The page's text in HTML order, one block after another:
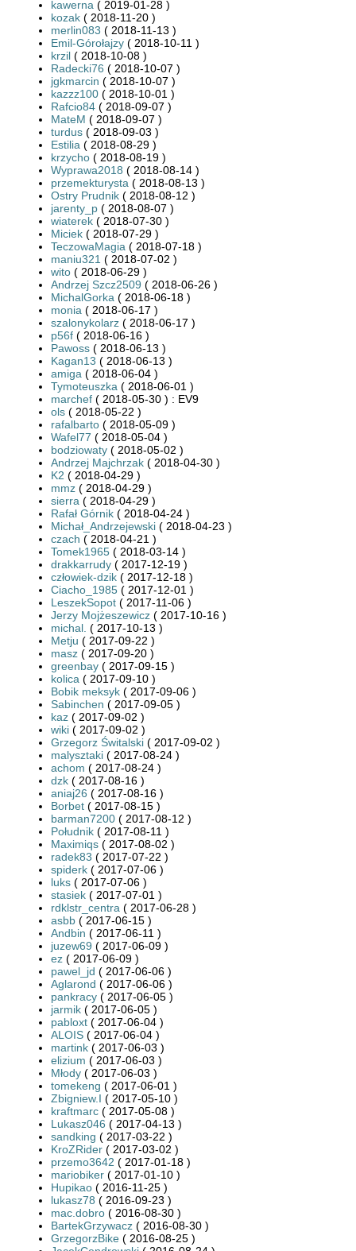
kawerna ( 2019-01-28 )
kozak ( 2018-11-20 )
merlin083 ( 2018-11-13 )
Emil-Górołajzy ( 2018-10-11 )
krzil ( 2018-10-08 )
Radecki76 ( 2018-10-07 )
jgkmarcin ( 2018-10-07 )
kazzz100 ( 2018-10-01 )
Rafcio84 ( 2018-09-07 )
MateM ( 2018-09-07 )
turdus ( 2018-09-03 )
Estilia ( 2018-08-29 )
krzycho ( 2018-08-19 )
Wyprawa2018 ( 2018-08-14 )
przemekturysta ( 2018-08-13 )
Ostry Prudnik ( 2018-08-12 )
jarenty_p ( 2018-08-07 )
wiaterek ( 2018-07-30 )
Miciek ( 2018-07-29 )
TeczowaMagia ( 2018-07-18 )
maniu321 ( 2018-07-02 )
wito ( 2018-06-29 )
Andrzej Szcz2509 ( 2018-06-26 )
MichalGorka ( 2018-06-18 )
monia ( 2018-06-17 )
szalonykolarz ( 2018-06-17 )
p56f ( 2018-06-16 )
Pawoss ( 2018-06-13 )
Kagan13 ( 2018-06-13 )
amiga ( 2018-06-04 )
Tymoteuszka ( 2018-06-01 )
marchef ( 2018-05-30 ) : EV9
ols ( 2018-05-22 )
rafalbarto ( 2018-05-09 )
Wafel77 ( 2018-05-04 )
bodziowaty ( 2018-05-02 )
Andrzej Majchrzak ( 2018-04-30 )
K2 ( 2018-04-29 )
mmz ( 2018-04-29 )
sierra ( 2018-04-29 )
Rafał Górnik ( 2018-04-24 )
Michał_Andrzejewski ( 2018-04-23 )
czach ( 2018-04-21 )
Tomek1965 ( 2018-03-14 )
drakkarrudy ( 2017-12-19 )
człowiek-dzik ( 2017-12-18 )
Ciacho_1985 ( 2017-12-01 )
LeszekSopot ( 2017-11-06 )
Jerzy Mojżeszewicz ( 2017-10-16 )
michal. ( 2017-10-13 )
Metju ( 2017-09-22 )
masz ( 2017-09-20 )
greenbay ( 2017-09-15 )
kolica ( 2017-09-10 )
Bobik meksyk ( 2017-09-06 )
Sabinchen ( 2017-09-05 )
kaz ( 2017-09-02 )
wiki ( 2017-09-02 )
Grzegorz Świtalski ( 2017-09-02 )
malysztaki ( 2017-08-24 )
achom ( 2017-08-24 )
dzk ( 2017-08-16 )
aniaj26 ( 2017-08-16 )
Borbet ( 2017-08-15 )
barman7200 ( 2017-08-12 )
Południk ( 2017-08-11 )
Maximiqs ( 2017-08-02 )
radek83 ( 2017-07-22 )
spiderk ( 2017-07-06 )
luks ( 2017-07-06 )
stasiek ( 2017-07-01 )
rdklstr_centra ( 2017-06-28 )
asbb ( 2017-06-15 )
Andbin ( 2017-06-11 )
juzew69 ( 2017-06-09 )
ez ( 2017-06-09 )
pawel_jd ( 2017-06-06 )
Aglarond ( 2017-06-06 )
pankracy ( 2017-06-05 )
jarmik ( 2017-06-05 )
pabloxt ( 2017-06-04 )
ALOIS ( 2017-06-04 )
martink ( 2017-06-03 )
elizium ( 2017-06-03 )
Młody ( 2017-06-03 )
tomekeng ( 2017-06-01 )
Zbigniew.I ( 2017-05-10 )
kraftmarc ( 2017-05-08 )
Lukasz046 ( 2017-04-13 )
sandking ( 2017-03-22 )
KroZRider ( 2017-03-02 )
przemo3642 ( 2017-01-18 )
mariobiker ( 2017-01-10 )
Hupikao ( 2016-11-25 )
lukasz78 ( 2016-09-23 )
mac.dobro ( 2016-08-30 )
BartekGrzywacz ( 2016-08-30 )
GrzegorzBike ( 2016-08-25 )